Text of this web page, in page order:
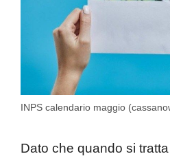
INPS calendario maggio
Dato che quando si